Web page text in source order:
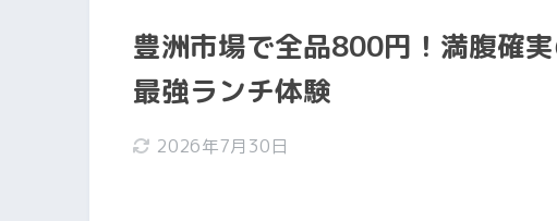
豊洲市場で全品800円！満腹確
最強ランチ体験
2026年7月30日